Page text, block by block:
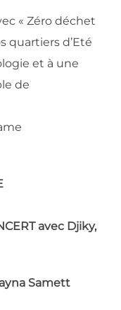
« Zéro déchet
quartiers d’Eté
et à une
de
avec Djiky,
Samett